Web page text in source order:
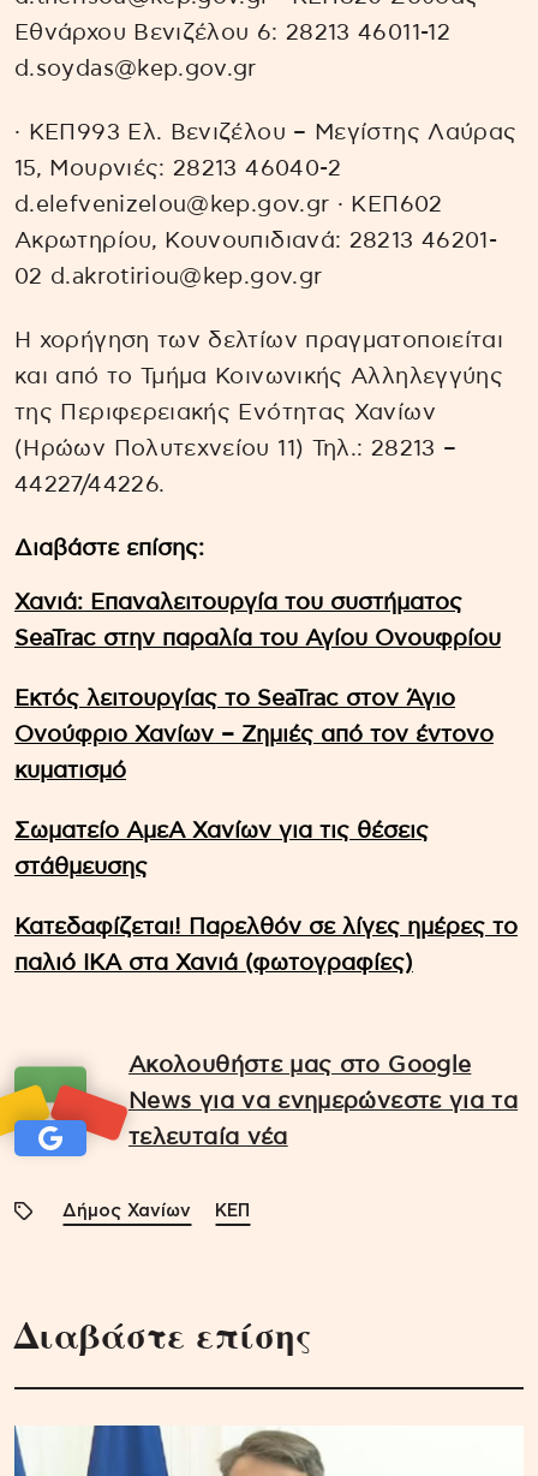
Εθνάρχου Βενιζέλου 6: 28213 46011-12
d.soydas@kep.gov.gr
· ΚΕΠ993 Ελ. Βενιζέλου – Μεγίστης Λαύρας
15, Μουρνιές: 28213 46040-2
d.elefvenizelou@kep.gov.gr · ΚΕΠ602
Ακρωτηρίου, Κουνουπιδιανά: 28213 46201-
02 d.akrotiriou@kep.gov.gr
H χορήγηση των δελτίων πραγματοποιείται
και από το Τμήμα Κοινωνικής Αλληλεγγύης
της Περιφερειακής Ενότητας Χανίων
(Ηρώων Πολυτεχνείου 11) Τηλ.: 28213 –
44227/44226.
Διαβάστε επίσης:
Χανιά: Επαναλειτουργία του συστήματος
SeaTrac στην παραλία του Αγίου Ονουφρίου
Εκτός λειτουργίας το SeaTrac στον Άγιο
Ονούφριο Χανίων – Ζημιές από τον έντονο
κυματισμό
Σωματείο ΑμεΑ Χανίων για τις θέσεις
στάθμευσης
Κατεδαφίζεται! Παρελθόν σε λίγες ημέρες το
παλιό ΙΚΑ στα Χανιά (φωτογραφίες)
Ακολουθήστε μας στο Google
News για να ενημερώνεστε για τα
τελευταία νέα
Δήμος Χανίων ΚΕΠ
Διαβάστε επίσης